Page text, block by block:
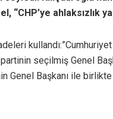
“CHP’ye ahlaksızlık
seçilmiş Genel
Genel Başkanı ile